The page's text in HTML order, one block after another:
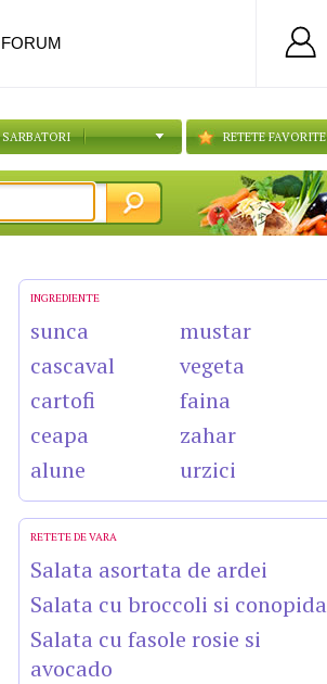
SARBATORI RETETE FAVORITE
INGREDIENTE
sunca
cascaval
cartofi
ceapa
alune
mustar
vegeta
faina
zahar
urzici
RETETE DE VARA
Salata asortata de ardei
Salata cu broccoli si conopida
Salata cu fasole rosie si
avocado
FORUM